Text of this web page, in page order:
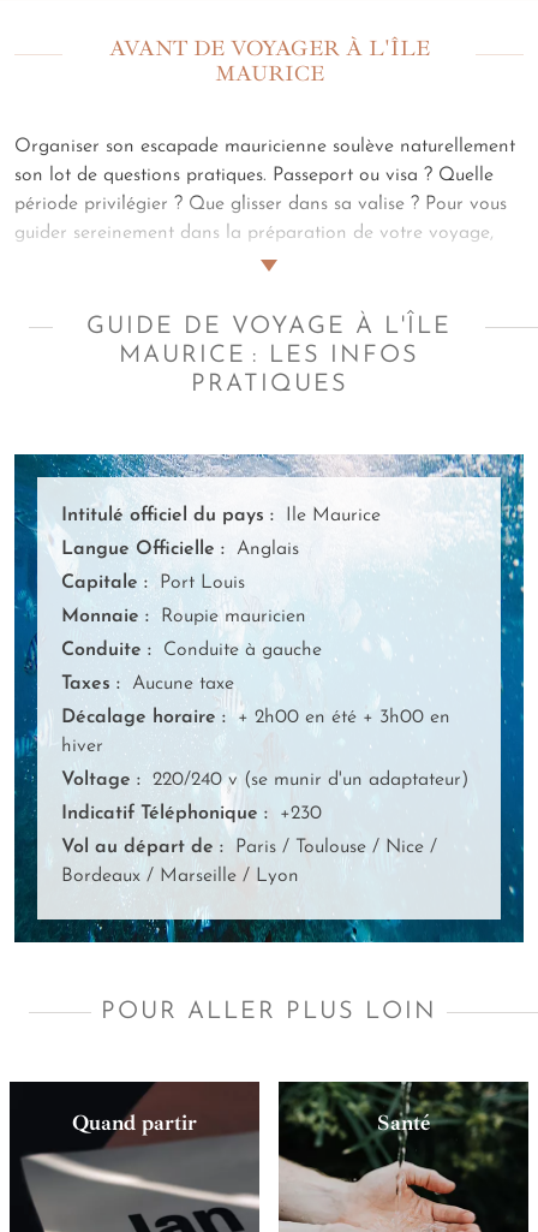
AVANT DE VOYAGER À L'ÎLE
MAURICE
Organiser son escapade mauricienne soulève naturellement
son lot de questions pratiques. Passeport ou visa ? Quelle
période privilégier ? Que glisser dans sa valise ? Pour vous
guider sereinement dans la préparation de votre voyage,
agence spécialiste de l'île Maurice
sanitaires, climat selon les saisons, découvertes culinaires,
trésors naturels et souvenirs à rapporter... Tout ce qu'il faut
savoir se trouve ici. Nos artisans du sur mesure ont
sérénité ne s'arrête pas au moment du départ, notre service
de conciergerie vous accompagne une fois sur place, veillant
au bon déroulement de chaque étape de votre aventure
dans l'océan Indien.
GUIDE DE VOYAGE À L'ÎLE
MAURICE : LES INFOS
PRATIQUES
Intitulé officiel du pays :
Ile Maurice
Langue Officielle :
Anglais
Capitale :
Port Louis
Monnaie :
Roupie mauricien
Conduite :
Conduite à gauche
Taxes :
Aucune taxe
Décalage horaire :
+ 2h00 en été + 3h00 en
hiver
Voltage :
220/240 v (se munir d'un adaptateur)
Indicatif Téléphonique :
+230
Vol au départ de :
Paris / Toulouse / Nice /
Bordeaux / Marseille / Lyon
POUR ALLER PLUS LOIN
Quand partir Santé